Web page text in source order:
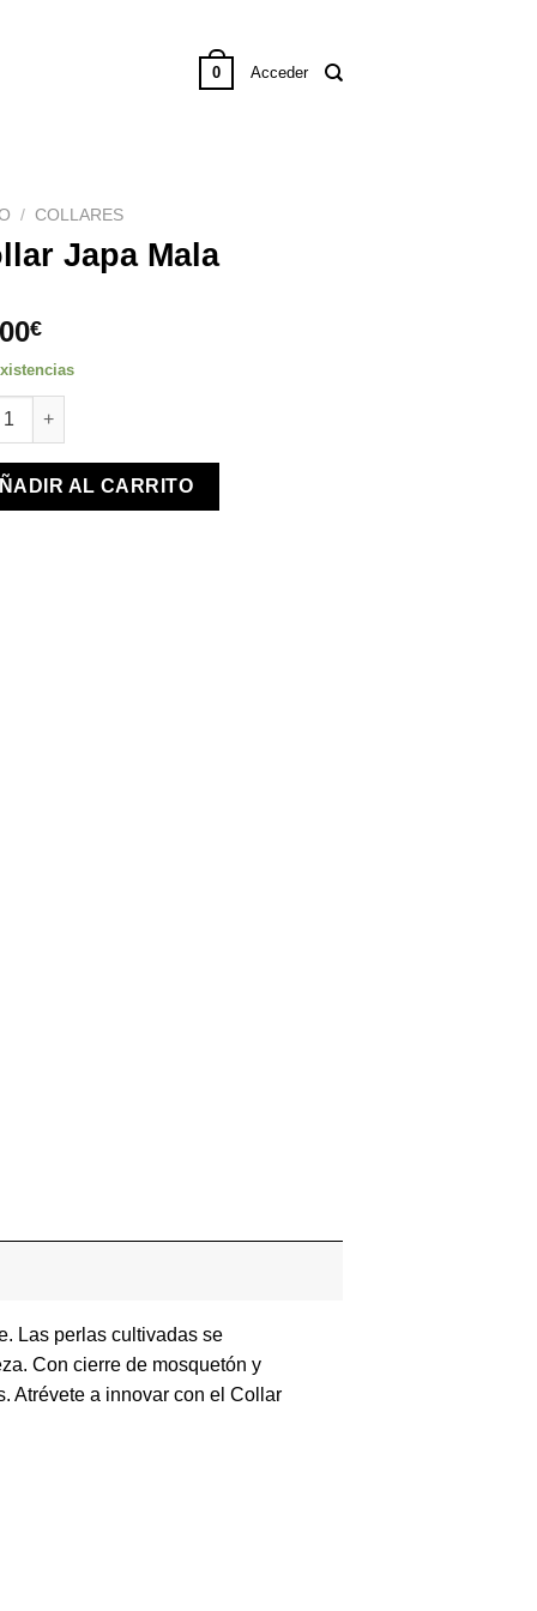
0 Acceder
/ COLLARES
Japa Mala
€
Japa Mala cantidad
AL CARRITO
Las perlas cultivadas se
Con cierre de mosquetón y
Atrévete a innovar con el Collar